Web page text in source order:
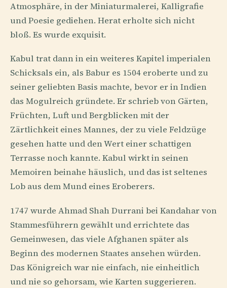
Atmosphäre, in der Miniaturmalerei, Kalligrafie
und Poesie gediehen. Herat erholte sich nicht
bloß. Es wurde exquisit.
Kabul trat dann in ein weiteres Kapitel imperialen
Schicksals ein, als Babur es 1504 eroberte und zu
seiner geliebten Basis machte, bevor er in Indien
das Mogulreich gründete. Er schrieb von Gärten,
Früchten, Luft und Bergblicken mit der
Zärtlichkeit eines Mannes, der zu viele Feldzüge
gesehen hatte und den Wert einer schattigen
Terrasse noch kannte. Kabul wirkt in seinen
Memoiren beinahe häuslich, und das ist seltenes
Lob aus dem Mund eines Eroberers.
1747 wurde Ahmad Shah Durrani bei Kandahar von
Stammesführern gewählt und errichtete das
Gemeinwesen, das viele Afghanen später als
Beginn des modernen Staates ansehen würden.
Das Königreich war nie einfach, nie einheitlich
und nie so gehorsam, wie Karten suggerieren.